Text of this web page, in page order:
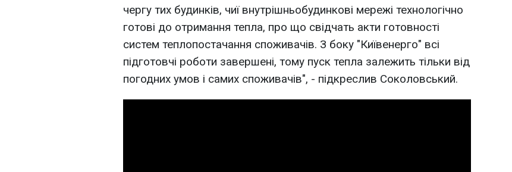
чергу тих будинків, чиї внутрішньобудинкові мережі технологічно
готові до отримання тепла, про що свідчать акти готовності
систем теплопостачання споживачів. З боку "Київенерго" всі
підготовчі роботи завершені, тому пуск тепла залежить тільки від
погодних умов і самих споживачів", - підкреслив Соколовський.